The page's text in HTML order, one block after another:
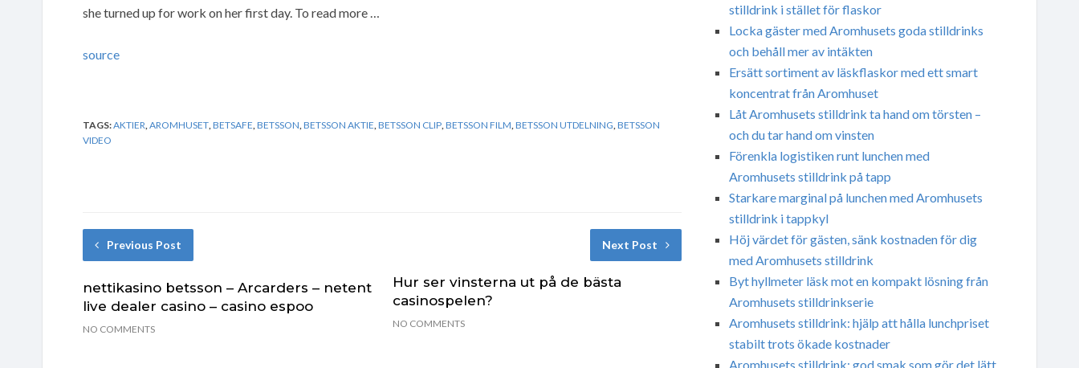
she turned up for work on her first day. To read more …
source
TAGS:AKTIER AROMHUSET BETSAFE BETSSON BETSSON AKTIE BETSSON CLIP BETSSON FILM BETSSON UTDELNING BETSSON
VIDEO
Previous Post
nettikasino betsson – Arcarders – netent
live dealer casino – casino espoo
NO COMMENTS
Next Post
Hur ser vinsterna ut på de bästa
casinospelen?
NO COMMENTS
stilldrink i stället för flaskor
Locka gäster med Aromhusets goda stilldrinks
och behåll mer av intäkten
Ersätt sortiment av läskflaskor med ett smart
koncentrat från Aromhuset
Låt Aromhusets stilldrink ta hand om törsten –
och du tar hand om vinsten
Förenkla logistiken runt lunchen med
Aromhusets stilldrink på tapp
Starkare marginal på lunchen med Aromhusets
stilldrink i tappkyl
Höj värdet för gästen, sänk kostnaden för dig
med Aromhusets stilldrink
Byt hyllmeter läsk mot en kompakt lösning från
Aromhusets stilldrinkserie
Aromhusets stilldrink: hjälp att hålla lunchpriset
stabilt trots ökade kostnader
Aromhusets stilldrink: god smak som gör det lätt